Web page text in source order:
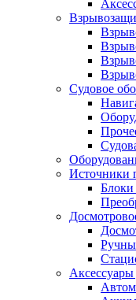
Судовое
Источники
Блоки